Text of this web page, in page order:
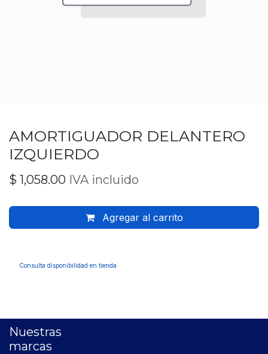
AMORTIGUADOR DELANTERO
IZQUIERDO
$ 1,058.00 IVA incluido
Agregar al carrito
Consulta disponibilidad en tienda
Nuestras
marcas